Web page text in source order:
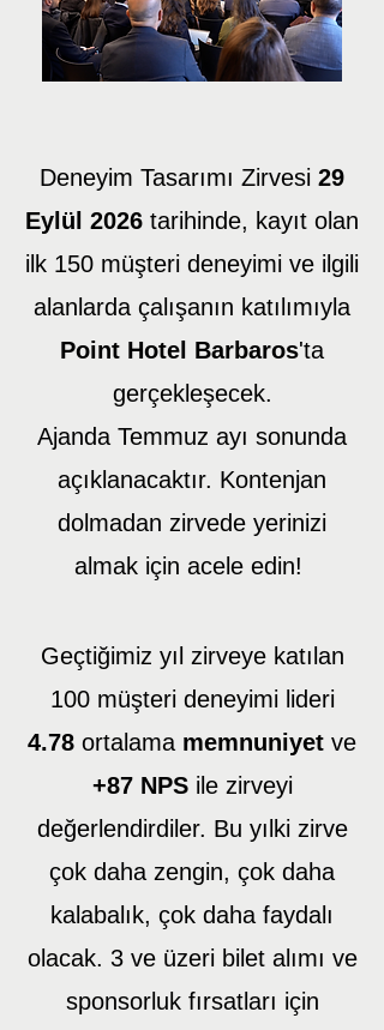
Deneyim Tasarımı Zirvesi 29
Eylül 2026 tarihinde, kayıt olan
ilk 150 müşteri deneyimi ve ilgili
alanlarda çalışanın katılımıyla
Point Hotel Barbaros'ta
gerçekleşecek.
Ajanda Temmuz ayı sonunda
açıklanacaktır. Kontenjan
dolmadan zirvede yerinizi
almak için acele edin!
Geçtiğimiz yıl zirveye katılan
100 müşteri deneyimi lideri
4.78 ortalama memnuniyet ve
+87 NPSile zirveyi
değerlendirdiler. Bu yılki zirve
çok daha zengin, çok daha
kalabalık, çok daha faydalı
olacak. 3 ve üzeri bilet alımı ve
sponsorluk fırsatları için